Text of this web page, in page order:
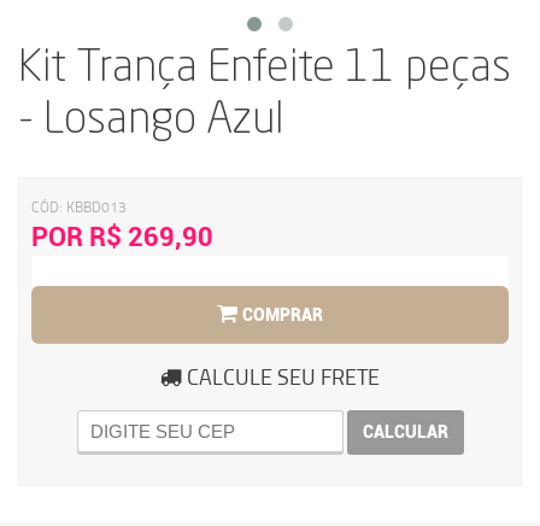
Kit Trança Enfeite 11 peças
- Losango Azul
CÓD: KBBD013
POR R$ 269,90
COMPRAR
CALCULE SEU FRETE
CALCULAR